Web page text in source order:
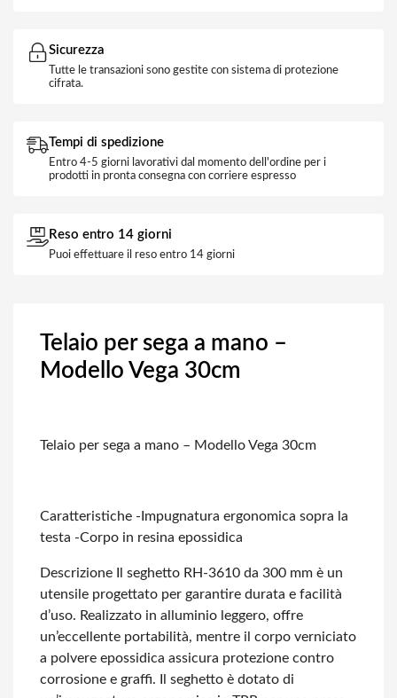
Sicurezza
Tutte le transazioni sono gestite con sistema di protezione
cifrata.
Tempi di spedizione
Entro 4-5 giorni lavorativi dal momento dell'ordine per i
prodotti in pronta consegna con corriere espresso
Reso entro 14 giorni
Puoi effettuare il reso entro 14 giorni
Telaio per sega a mano –
Modello Vega 30cm
Telaio per sega a mano – Modello Vega 30cm
Caratteristiche -Impugnatura ergonomica sopra la
testa -Corpo in resina epossidica
Descrizione Il seghetto RH-3610 da 300 mm è un
utensile progettato per garantire durata e facilità
d’uso. Realizzato in alluminio leggero, offre
un’eccellente portabilità, mentre il corpo verniciato
a polvere epossidica assicura protezione contro
corrosione e graffi. Il seghetto è dotato di